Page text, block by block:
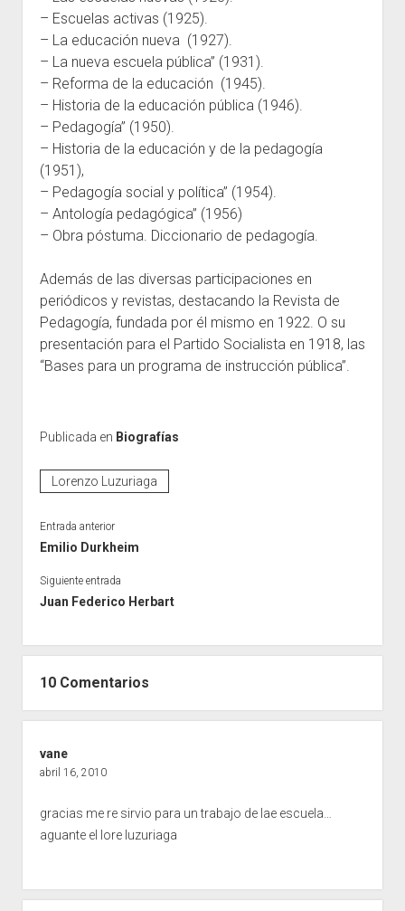
– Escuelas activas (1925).
– La educación nueva (1927).
– La nueva escuela pública” (1931).
– Reforma de la educación (1945).
– Historia de la educación pública (1946).
– Pedagogía” (1950).
– Historia de la educación y de la pedagogía
(1951),
– Pedagogía social y política” (1954).
– Antología pedagógica” (1956)
– Obra póstuma. Diccionario de pedagogía.
Además de las diversas participaciones en
periódicos y revistas, destacando la Revista de
Pedagogía, fundada por él mismo en 1922. O su
presentación para el Partido Socialista en 1918, las
“Bases para un programa de instrucción pública”.
Publicada en Biografías
Lorenzo Luzuriaga
Entrada anterior
Emilio Durkheim
Siguiente entrada
Juan Federico Herbart
10 Comentarios
vane
abril 16, 2010
gracias me re sirvio para un trabajo de lae escuela…
aguante el lore luzuriaga